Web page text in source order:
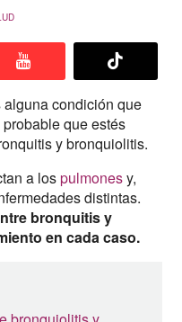
condición que
que estés
y bronquiolitis.
a lospulmonesy,
distintas.
bronquitis y
en cada caso.